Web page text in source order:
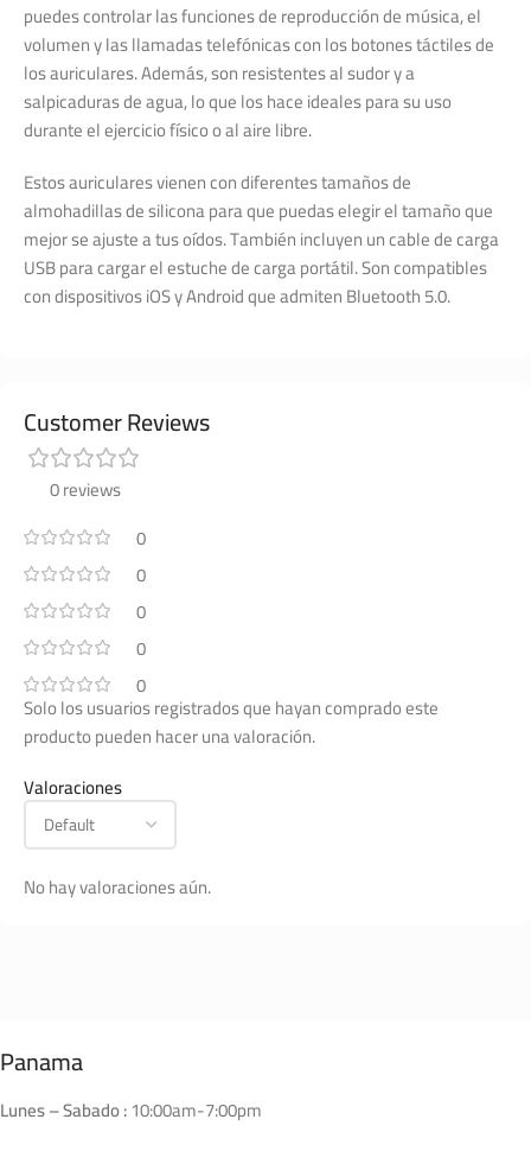
puedes controlar las funciones de reproducción de música, el
volumen y las llamadas telefónicas con los botones táctiles de
los auriculares. Además, son resistentes al sudor y a
salpicaduras de agua, lo que los hace ideales para su uso
durante el ejercicio físico o al aire libre.
Estos auriculares vienen con diferentes tamaños de
almohadillas de silicona para que puedas elegir el tamaño que
mejor se ajuste a tus oídos. También incluyen un cable de carga
USB para cargar el estuche de carga portátil. Son compatibles
con dispositivos iOS y Android que admiten Bluetooth 5.0.
Customer Reviews
0 reviews
0
0
0
0
0
Valoraciones
No hay valoraciones aún.
Solo los usuarios registrados que hayan comprado este
producto pueden hacer una valoración.
Panama
Lunes – Sabado :10:00am-7:00pm